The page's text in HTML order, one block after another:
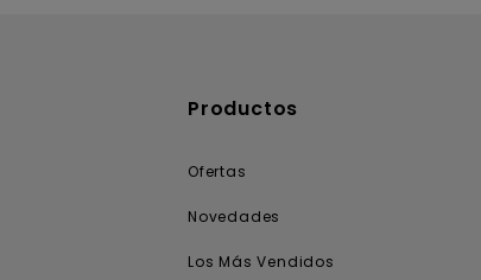
Productos
Ofertas
Novedades
Los Más Vendidos